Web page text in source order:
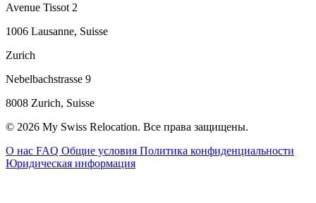
Avenue Tissot 2
1006 Lausanne, Suisse
Zurich
Nebelbachstrasse 9
8008 Zurich, Suisse
© 2026 My Swiss Relocation. Все права защищены.
О нас FAQ Общие условия Политика конфиденциальности
Юридическая информация